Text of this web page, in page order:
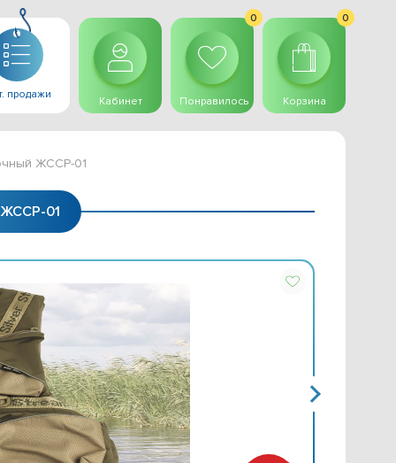
продажи
Кабинет Понравилось
0
Корзина
0
ЖССР-01
01